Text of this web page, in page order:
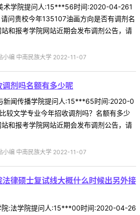
术学院提问人:15***56时间:2020-04-261
问贵校今年135107油画方向是否有调剂名
和报考学院网站近期会发布调剂公告，请
小编 中南民族大学 2022-11-07
剂吗名额有多少呢
新闻传播学院提问人:15***65时间:2020-0
较文学专业今年招收调剂吗？名额有多少
和报考学院网站近期会发布调剂公告，请
小编 中南民族大学 2022-11-07
律硕士复试线大概什么时候出另外接
院:法学院提问人:15***00时间:2020-04-26